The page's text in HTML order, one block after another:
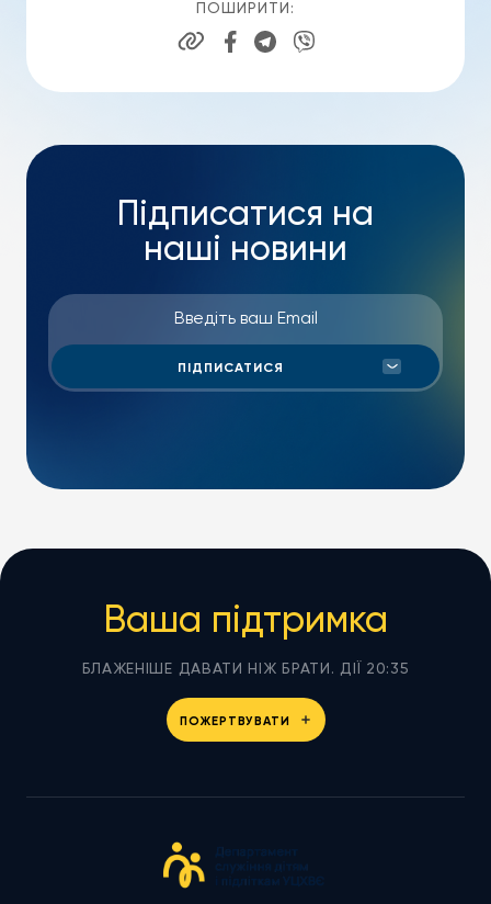
ПОШИРИТИ:
Підписатися на
наші новини
Ваша підтримка
БЛАЖЕНІШЕ ДАВАТИ НІЖ БРАТИ. ДІЇ 20:35
ПОЖЕРТВУВАТИ